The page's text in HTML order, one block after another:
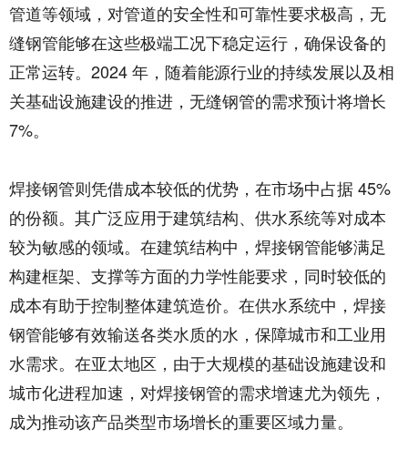
管道等领域，对管道的安全性和可靠性要求极高，无
缝钢管能够在这些极端工况下稳定运行，确保设备的
正常运转。2024 年，随着能源行业的持续发展以及相
关基础设施建设的推进，无缝钢管的需求预计将增长
7%。​
焊接钢管则凭借成本较低的优势，在市场中占据 45%
的份额。其广泛应用于建筑结构、供水系统等对成本
较为敏感的领域。在建筑结构中，焊接钢管能够满足
构建框架、支撑等方面的力学性能要求，同时较低的
成本有助于控制整体建筑造价。在供水系统中，焊接
钢管能够有效输送各类水质的水，保障城市和工业用
水需求。在亚太地区，由于大规模的基础设施建设和
城市化进程加速，对焊接钢管的需求增速尤为领先，
成为推动该产品类型市场增长的重要区域力量。​